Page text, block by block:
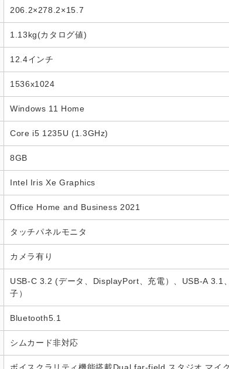
206.2×278.2×15.7
1.13kg(カタログ値)
12.4インチ
1536x1024
Windows 11 Home
Core i5 1235U (1.3GHz)
8GB
Intel Iris Xe Graphics
Office Home and Business 2021
タッチパネルモニタ
カメラ有り
USB-C 3.2 (データ、DisplayPort、充電）、USB-A
子）
Bluetooth5.1
シムカード非対応